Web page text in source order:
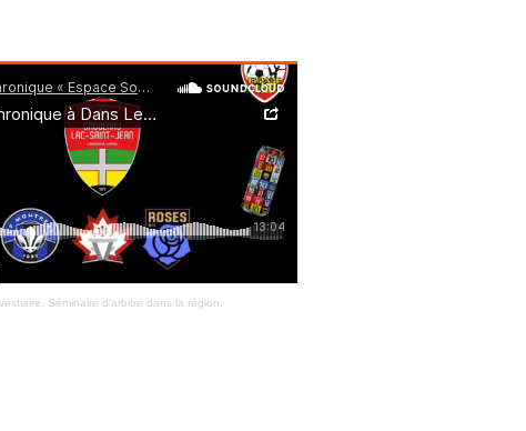
Séminaire d'arbitre dans la région.